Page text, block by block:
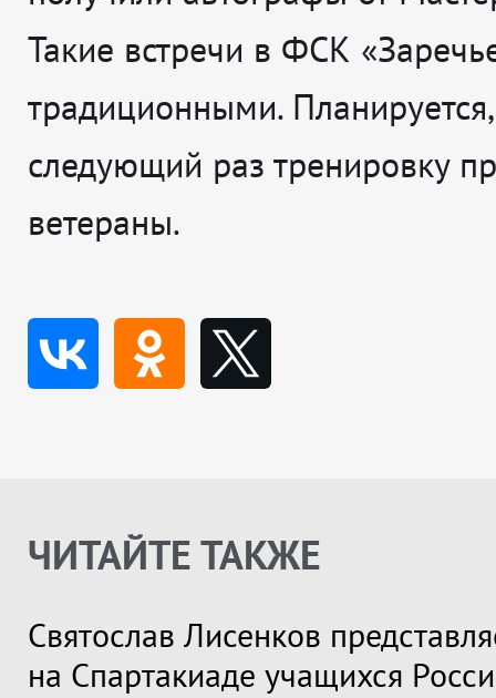
Такие встречи в ФСК
традиционными.
следующий раз тренировку
ветераны.
ЧИТАЙТЕ ТАКЖЕ
Святослав Лисенков
на Спартакиаде учащихся